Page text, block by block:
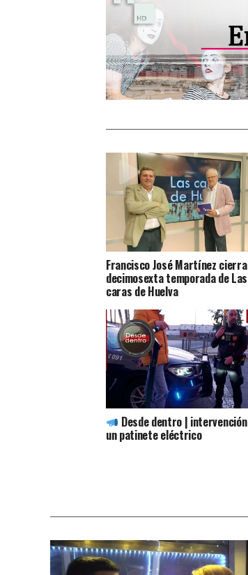
Francisco José Martínez
decimosexta temporada de Las
caras de Huelva
Desde dentro |
un patinete eléctrico